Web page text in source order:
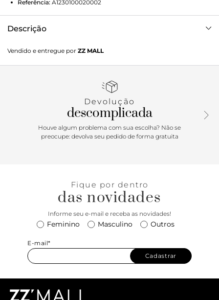
Referência: A1230100020002
Descrição
unidas por enlace central, e no peito do pé, conectadas a
tira no calcanhar, fechando com fivela no tornozelo. Com
Vendido e entregue por ZZ MALL
Devolução
descomplicada
Houve algum problema com sua escolha? Não se
preocupe: devolva seu pedido de forma gratuita
Fique por dentro
das novidades
Informe seu e-mail e receba as novidades!
Feminino Masculino Outros
E-mail*
Cadastrar